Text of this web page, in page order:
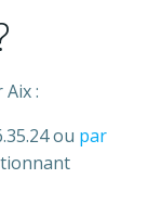
:
ou par